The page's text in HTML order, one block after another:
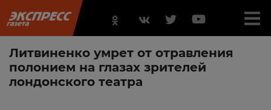
Литвиненко умрет от отравления
полонием на глазах зрителей
лондонского театра